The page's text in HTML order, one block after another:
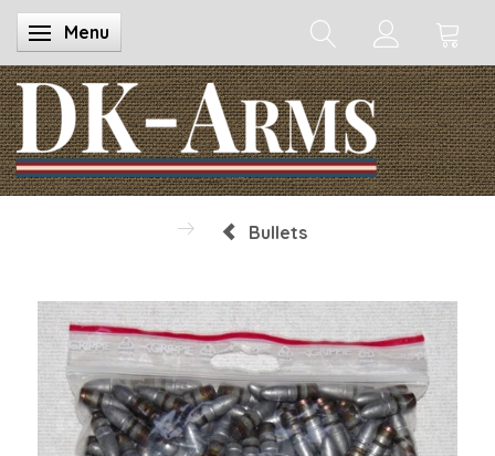
Toggle navigation
Menu
Bullets